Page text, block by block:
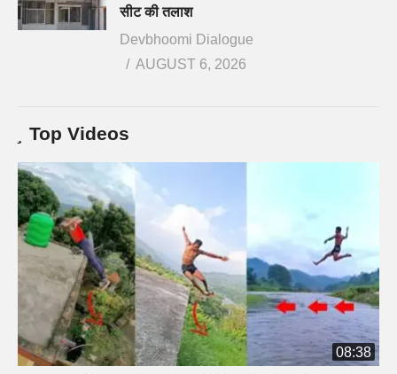
सीट की तलाश
Devbhoomi Dialogue
AUGUST 6, 2026
Top Videos
08:38